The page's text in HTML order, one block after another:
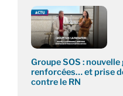
Groupe SOS :
renforcées… et prise
contre le RN